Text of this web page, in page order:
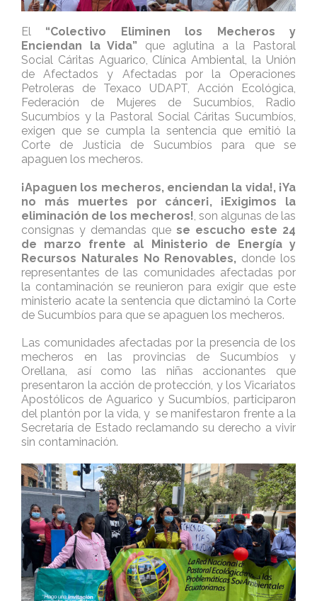
El “Colectivo Eliminen los Mecheros y
Enciendan la Vida” que aglutina a la Pastoral
Social Cáritas Aguarico, Clínica Ambiental, la Unión
de Afectados y Afectadas por la Operaciones
Petroleras de Texaco UDAPT, Acción Ecológica,
Federación de Mujeres de Sucumbíos, Radio
Sucumbíos y la Pastoral Social Cáritas Sucumbíos,
exigen que se cumpla la sentencia que emitió la
Corte de Justicia de Sucumbíos para que se
apaguen los mecheros.
¡Apaguen los mecheros, enciendan la vida!, ¡Ya
no más muertes por cáncer¡, ¡Exigimos la
eliminación de los mecheros! , son algunas de las
consignas y demandas que se escucho este 24
de marzo frente al Ministerio de Energía y
Recursos Naturales No Renovables, donde los
representantes de las comunidades afectadas por
la contaminación se reunieron para exigir que este
ministerio acate la sentencia que dictaminó la Corte
de Sucumbíos para que se apaguen los mecheros.
Las comunidades afectadas por la presencia de los
mecheros en las provincias de Sucumbíos y
Orellana, así como las niñas accionantes que
presentaron la acción de protección, y los Vicariatos
Apostólicos de Aguarico y Sucumbíos, participaron
del plantón por la vida, y se manifestaron frente a la
Secretaría de Estado reclamando su derecho a vivir
sin contaminación.